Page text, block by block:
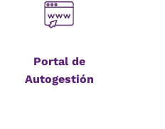
Portal de
Autogestión